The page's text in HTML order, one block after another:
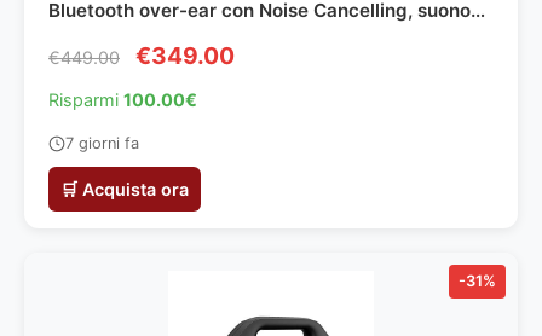
Bluetooth over-ear con Noise Cancelling, suono
custodia resistente, 30 ore di autonomia, iOS e
Android, Olive Gray.
€449.00 €349.00
Risparmi 100.00€
7 giorni fa
🛒 Acquista ora
-31%